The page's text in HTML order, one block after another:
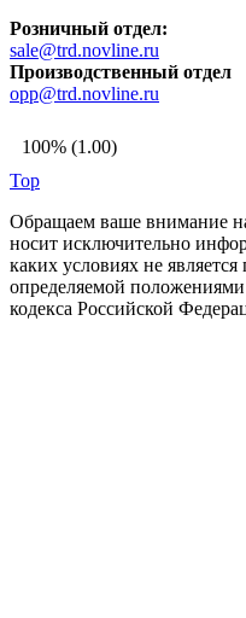
Розничный отдел:
sale@trd.novline.ru
Производственный отдел
opp@trd.novline.ru
100% (1.00)
Top
Обращаем ваше внимание
носит исключительно
каких условиях не
определяемой
кодекса Российской